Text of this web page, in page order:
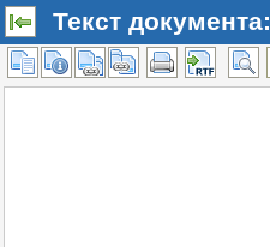
Текст документа: